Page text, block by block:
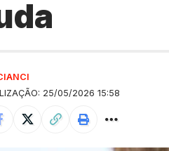
25/05/2026 15:58